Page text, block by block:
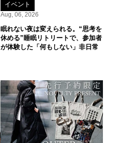
イベント
Aug, 06, 2026
眠れない夜は変えられる。“思考を
休める”睡眠リトリートで、参加者
が体験した「何もしない」非日常